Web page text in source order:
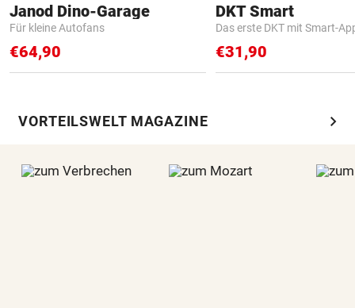
Janod Dino-Garage
Für kleine Autofans
€64,90
DKT Smart
Das erste DKT mit Smart-
€31,90
VORTEILSWELT MAGAZINE chevron_right